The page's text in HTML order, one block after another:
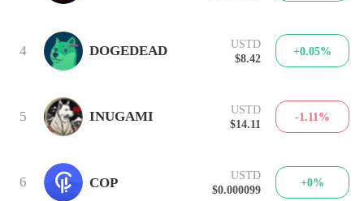
4 DOGEDEAD
USTD
$8.42
+0.05%
5 INUGAMI
USTD
$14.11
-1.11%
6 COP
USTD
$0.000099
+0%